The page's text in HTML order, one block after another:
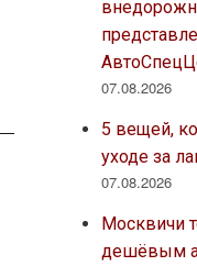
07.08.2026
5 вещей,
уходе за
07.08.2026
Москвичи
дешёвым